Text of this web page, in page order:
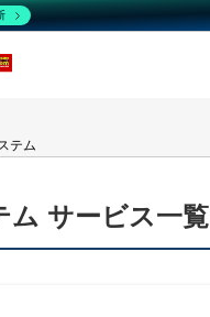
テム
ム サービス一覧